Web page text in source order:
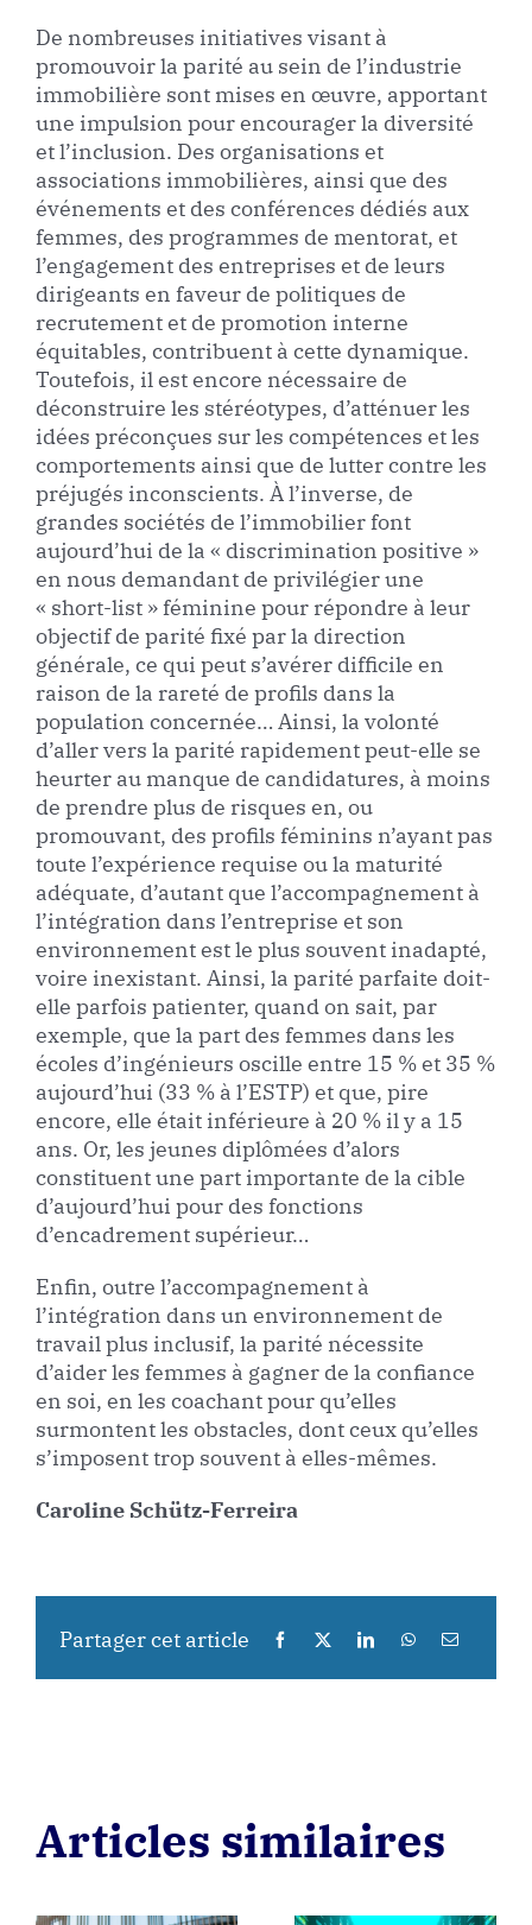
De nombreuses initiatives visant à
promouvoir la parité au sein de l’industrie
immobilière sont mises en œuvre, apportant
une impulsion pour encourager la diversité
et l’inclusion. Des organisations et
associations immobilières, ainsi que des
événements et des conférences dédiés aux
femmes, des programmes de mentorat, et
l’engagement des entreprises et de leurs
dirigeants en faveur de politiques de
recrutement et de promotion interne
équitables, contribuent à cette dynamique.
Toutefois, il est encore nécessaire de
déconstruire les stéréotypes, d’atténuer les
idées préconçues sur les compétences et les
comportements ainsi que de lutter contre les
préjugés inconscients. À l’inverse, de
grandes sociétés de l’immobilier font
aujourd’hui de la « discrimination positive »
en nous demandant de privilégier une
« short-list » féminine pour répondre à leur
objectif de parité fixé par la direction
générale, ce qui peut s’avérer difficile en
raison de la rareté de profils dans la
population concernée… Ainsi, la volonté
d’aller vers la parité rapidement peut-elle se
heurter au manque de candidatures, à moins
de prendre plus de risques en, ou
promouvant, des profils féminins n’ayant pas
toute l’expérience requise ou la maturité
adéquate, d’autant que l’accompagnement à
l’intégration dans l’entreprise et son
environnement est le plus souvent inadapté,
voire inexistant. Ainsi, la parité parfaite doit-
elle parfois patienter, quand on sait, par
exemple, que la part des femmes dans les
écoles d’ingénieurs oscille entre 15 % et 35 %
aujourd’hui (33 % à l’ESTP) et que, pire
encore, elle était inférieure à 20 % il y a 15
ans. Or, les jeunes diplômées d’alors
constituent une part importante de la cible
d’aujourd’hui pour des fonctions
d’encadrement supérieur…
Enfin, outre l’accompagnement à
l’intégration dans un environnement de
travail plus inclusif, la parité nécessite
d’aider les femmes à gagner de la confiance
en soi, en les coachant pour qu’elles
surmontent les obstacles, dont ceux qu’elles
s’imposent trop souvent à elles-mêmes.
Caroline Schütz-Ferreira
Partager cet article
Articles similaires